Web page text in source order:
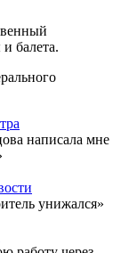
балета.
написала мне
унижался»